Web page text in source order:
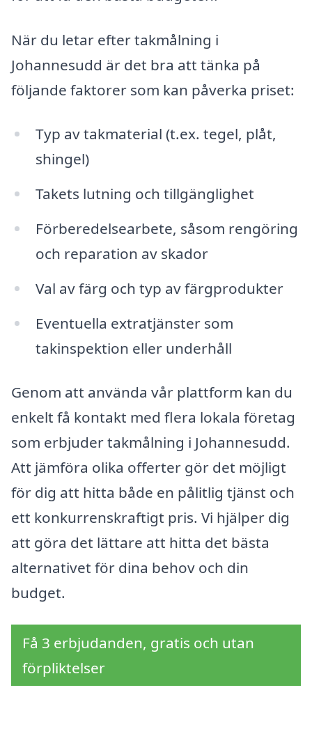
När du letar efter takmålning i
Johannesudd är det bra att tänka på
följande faktorer som kan påverka priset:
Typ av takmaterial (t.ex. tegel, plåt,
shingel)
Takets lutning och tillgänglighet
Förberedelsearbete, såsom rengöring
och reparation av skador
Val av färg och typ av färgprodukter
Eventuella extratjänster som
takinspektion eller underhåll
Genom att använda vår plattform kan du
enkelt få kontakt med flera lokala företag
som erbjuder takmålning i Johannesudd.
Att jämföra olika offerter gör det möjligt
för dig att hitta både en pålitlig tjänst och
ett konkurrenskraftigt pris. Vi hjälper dig
att göra det lättare att hitta det bästa
alternativet för dina behov och din
budget.
Få 3 erbjudanden, gratis och utan
förpliktelser